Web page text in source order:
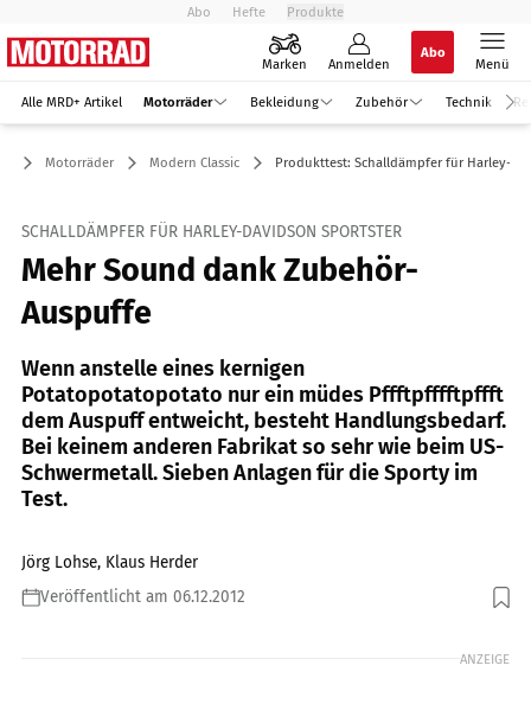
Abo Hefte Produkte
Marken Anmelden
Abo
Menü
Alle MRD+ Artikel Motorräder Bekleidung Zubehör Technik
Motorräder Modern Classic Produkttest: Schalldämpfer für Harley-
SCHALLDÄMPFER FÜR HARLEY-DAVIDSON SPORTSTER
Mehr Sound dank Zubehör-
Auspuffe
Wenn anstelle eines kernigen
Potatopotatopotato nur ein müdes Pffftpfffftpffft
dem Auspuff entweicht, besteht Handlungsbedarf.
Bei keinem anderen Fabrikat so sehr wie beim US-
Schwermetall. Sieben Anlagen für die Sporty im
Test.
Jörg Lohse, Klaus Herder
Veröffentlicht am 06.12.2012
Foto: Gargolov
ANZEIGE